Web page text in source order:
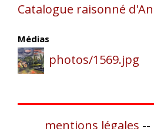
Catalogue raisonné
Médias
photos/1569.jpg
mentions légales --